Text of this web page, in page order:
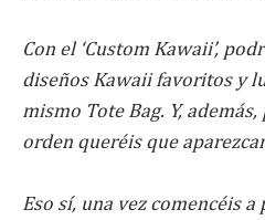
Con el ‘Custom Kawaii’,
diseños Kawaii favoritos y
mismo Tote Bag. Y,
orden queréis que
Eso sí, una vez comencéis